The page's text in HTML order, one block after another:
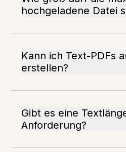
hochgeladene Datei
Kann ich Text-PDFs
erstellen?
Gibt es eine
Anforderung?